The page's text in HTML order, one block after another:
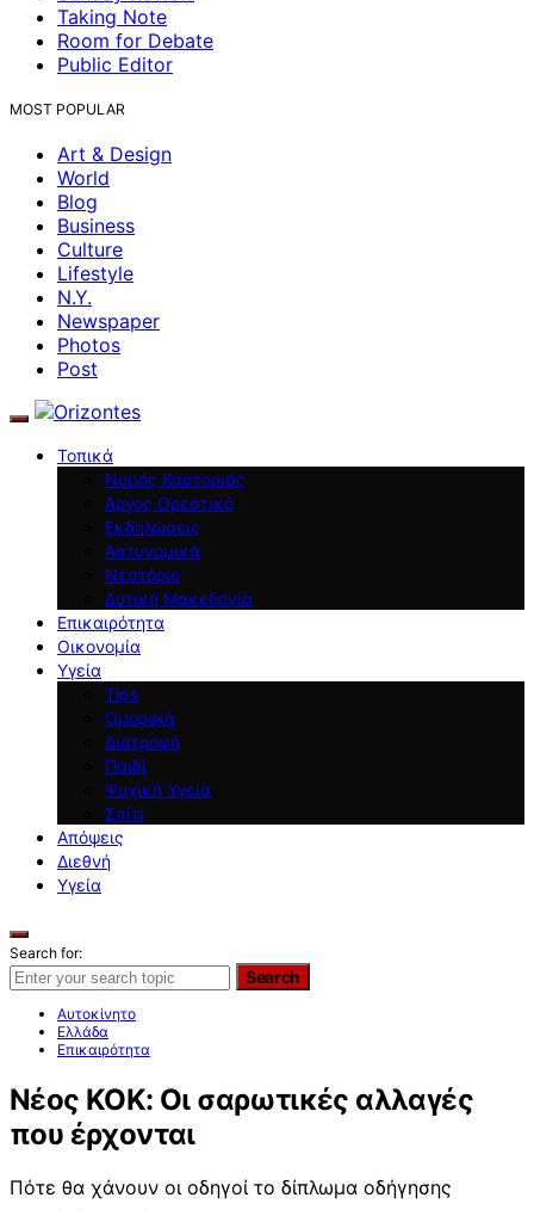
Taking Note
Room for Debate
Public Editor
MOST POPULAR
Art & Design
World
Blog
Business
Culture
Lifestyle
N.Y.
Newspaper
Photos
Post
Τοπικά
Νομός Καστοριάς
Άργος Ορεστικό
Εκδηλώσεις
Αστυνομικά
Νεστόριο
Δυτική Μακεδονία
Επικαιρότητα
Οικονομία
Υγεία
Tips
Ομορφιά
Διατροφή
Παιδί
Ψυχική Υγεία
Σπίτι
Απόψεις
Διεθνή
Υγεία
Search for:
Search
Αυτοκίνητο
Ελλάδα
Επικαιρότητα
Νέος ΚΟΚ: Οι σαρωτικές αλλαγές
που έρχονται
Πότε θα χάνουν οι οδηγοί το δίπλωμα οδήγησης